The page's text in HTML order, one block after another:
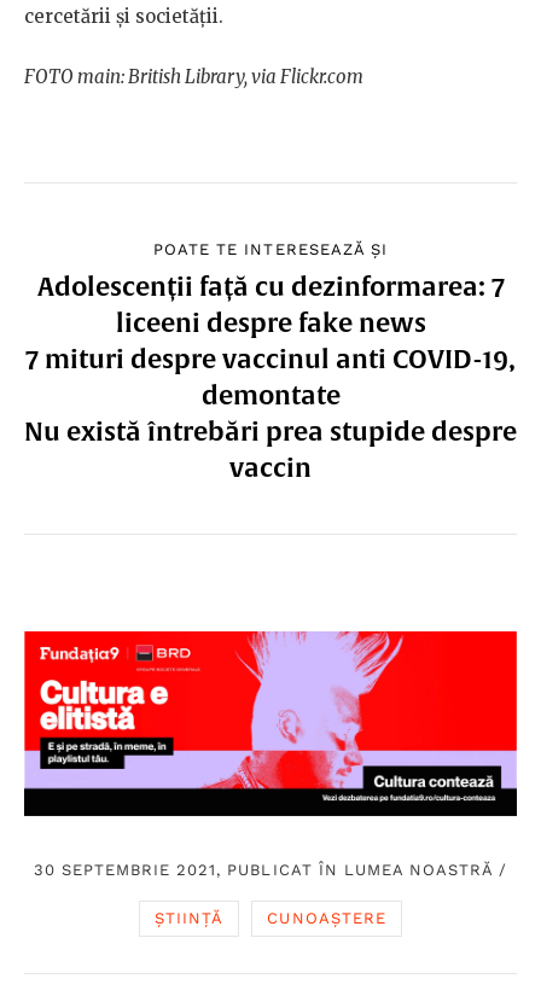
cercetării și societății.
FOTO main: British Library, via Flickr.com
POATE TE INTERESEAZĂ ȘI
Adolescenții față cu dezinformarea: 7
liceeni despre fake news
7 mituri despre vaccinul anti COVID-19,
demontate
Nu există întrebări prea stupide despre
vaccin
30 SEPTEMBRIE 2021, PUBLICAT ÎN LUMEA NOASTRĂ /
ȘTIINȚĂ CUNOAȘTERE